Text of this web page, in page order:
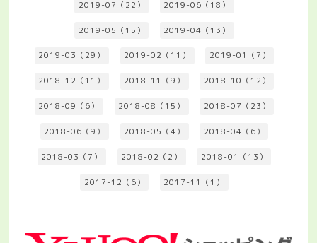
2019-07（22） 2019-06（18）
2019-05（15） 2019-04（13）
2019-03（29） 2019-02（11） 2019-01（7）
2018-12（11） 2018-11（9） 2018-10（12）
2018-09（6） 2018-08（15） 2018-07（23）
2018-06（9） 2018-05（4） 2018-04（6）
2018-03（7） 2018-02（2） 2018-01（13）
2017-12（6） 2017-11（1）